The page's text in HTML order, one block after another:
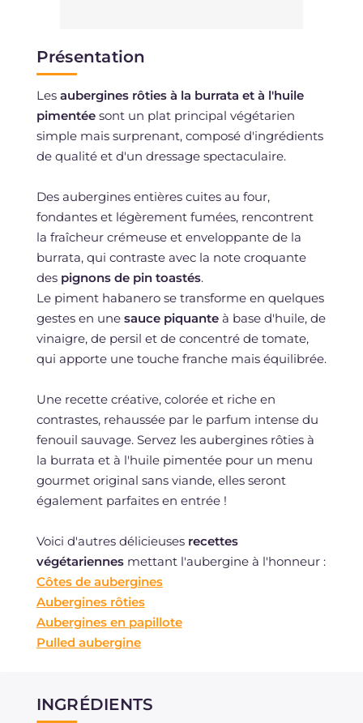
Présentation
Les aubergines rôties à la burrata et à l'huile
pimentéesont un plat principal végétarien
simple mais surprenant, composé d'ingrédients
de qualité et d'un dressage spectaculaire.
Des aubergines entières cuites au four,
fondantes et légèrement fumées, rencontrent
la fraîcheur crémeuse et enveloppante de la
burrata, qui contraste avec la note croquante
des pignons de pin toastés.
Le piment habanero se transforme en quelques
gestes en une sauce piquanteà base d'huile, de
vinaigre, de persil et de concentré de tomate,
qui apporte une touche franche mais équilibrée.
Une recette créative, colorée et riche en
contrastes, rehaussée par le parfum intense du
fenouil sauvage. Servez les aubergines rôties à
la burrata et à l'huile pimentée pour un menu
gourmet original sans viande, elles seront
également parfaites en entrée !
Voici d'autres délicieuses recettes
végétariennesmettant l'aubergine à l'honneur :
Côtes de aubergines
Aubergines rôties
Aubergines en papillote
Pulled aubergine
INGRÉDIENTS